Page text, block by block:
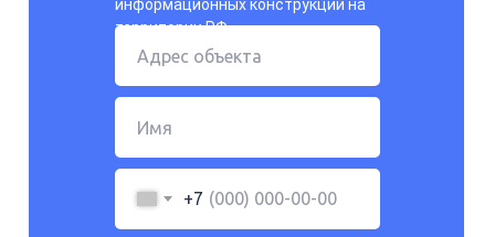
информационных конструкций на
территории РФ.
+7